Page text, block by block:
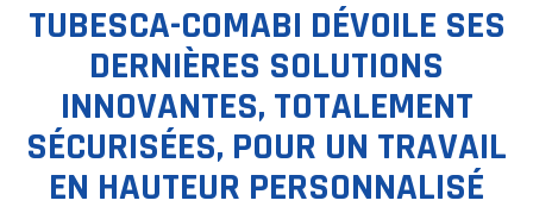
TUBESCA-COMABI DÉVOILE SES
DERNIÈRES SOLUTIONS
INNOVANTES, TOTALEMENT
SÉCURISÉES, POUR UN TRAVAIL
EN HAUTEUR PERSONNALISÉ